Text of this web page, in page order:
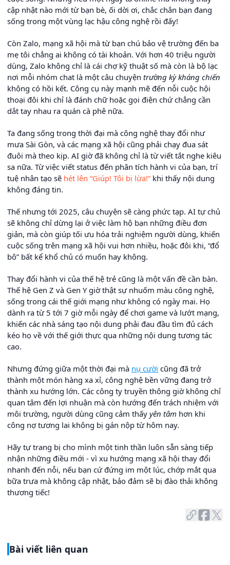
cập nhật nào mới từ bạn bè, ối dời ơi, chắc chắn bạn đang
sống trong một vùng lạc hậu công nghệ rồi đấy!
Còn Zalo, mạng xã hội mà từ bạn chú bảo vệ trường đến ba
mẹ tôi chẳng ai không có tài khoản. Với hơn 40 triệu người
dùng, Zalo không chỉ là cái chợ kỹ thuật số mà còn là bộ lạc
nơi mỗi nhóm chat là một câu chuyện trường kỳ kháng chiến
không có hồi kết. Công cụ này mạnh mẽ đến nỗi cuộc hội
thoại đôi khi chỉ là đánh chữ hoặc gọi điện chứ chẳng cần
dắt tay nhau ra quán cà phê nữa.
Ta đang sống trong thời đại mà công nghệ thay đổi như
mưa Sài Gòn, và các mạng xã hội cũng phải chạy đua sát
đuôi mà theo kịp. AI giờ đã không chỉ là từ viết tắt nghe kiêu
sa nữa. Từ việc viết status đến phân tích hành vi của bạn, trí
tuệ nhân tạo sẽ hét lên “Giúp! Tôi bị lừa!” khi thấy nội dung
không đáng tin.
Thế nhưng tới 2025, câu chuyện sẽ càng phức tạp. AI tự chủ
sẽ không chỉ dừng lại ở việc làm hộ bạn những điều đơn
giản, mà còn giúp tối ưu hóa trải nghiệm người dùng, khiến
cuộc sống trên mạng xã hội vui hơn nhiều, hoặc đôi khi, “đổ
bô” bất kể khổ chủ có muốn hay không.
Thay đổi hành vi của thế hệ trẻ cũng là một vấn đề cần bàn.
Thế hệ Gen Z và Gen Y giờ thật sự nhuốm màu công nghệ,
sống trong cái thế giới mạng như không có ngày mai. Họ
dành ra từ 5 tới 7 giờ mỗi ngày để chơi game và lướt mạng,
khiến các nhà sáng tạo nội dung phải đau đầu tìm đủ cách
kéo họ về với thế giới thực qua những nội dung tương tác
cao.
Nhưng đứng giữa một thời đại mà nụ cười cũng đã trở
thành một món hàng xa xỉ, công nghệ bền vững đang trở
thành xu hướng lớn. Các công ty truyền thông giờ không chỉ
quan tâm đến lợi nhuận mà còn hướng đến trách nhiệm với
môi trường, người dùng cũng cảm thấy yên tâm hơn khi
công nợ tương lai không bị gán nộp từ hôm nay.
Hãy tự trang bị cho mình một tinh thần luôn sẵn sàng tiếp
nhận những điều mới - vì xu hướng mạng xã hội thay đổi
nhanh đến nỗi, nếu bạn cứ đứng im một lúc, chớp mắt qua
bữa trưa mà không cập nhật, bảo đảm sẽ bị đào thải không
thương tiếc!
Bài viết liên quan